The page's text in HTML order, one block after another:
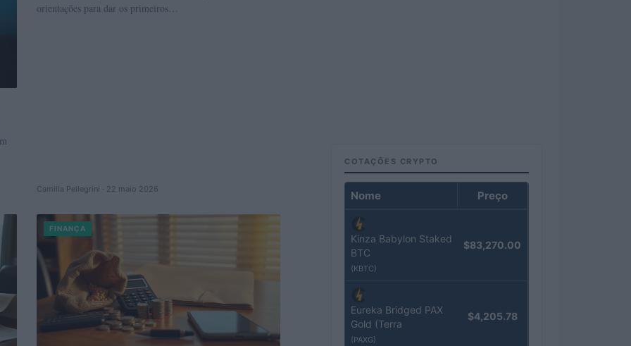
orientações para dar os primeiros…
Camilla Pellegrini · 22 maio 2026
FINANÇA
COTAÇÕES CRYPTO
Nome Preço
Kinza Babylon Staked
BTC
(KBTC)
$83,270.00
Eureka Bridged PAX
Gold (Terra
(PAXG)
$4,205.78